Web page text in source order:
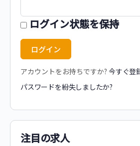
ログイン状態を保持
アカウントをお持ちですか? 今すぐ登
パスワードを紛失しましたか?
注目の求人